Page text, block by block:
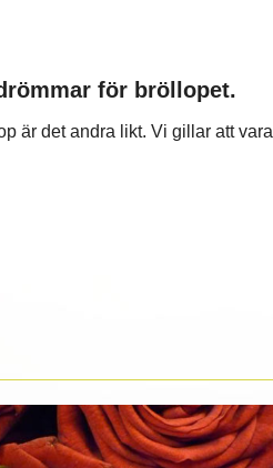
för bröllopet.
är det andra likt. Vi gillar att vara